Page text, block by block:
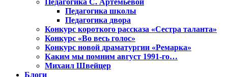
Педагогика С. Артемьевой
Педагогика школы
Педагогика двора
Конкурс короткого рассказа «Сестра таланта»
Конкурс «Во весь голос»
Конкурс новой драматургии «Ремарка»
Каким мы помним август 1991-го…
Михаил Швейцер
Блоги